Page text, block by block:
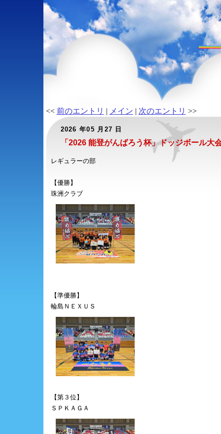
<< 前のエントリ | メイン | 次のエントリ >>
2026 年05 月27 日
「2026 能登がんばろう杯」ドッジボール大
レギュラーの部
【優勝】
珠洲クラブ
【準優勝】
輪島ＮＥＸＵＳ
【第３位】
ＳＰＫＡＧＡ